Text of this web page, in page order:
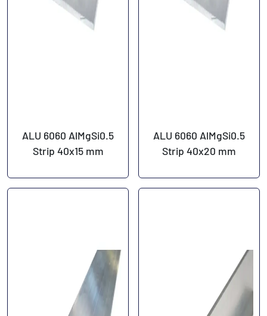
ALU 6060 AlMgSi0.5
Strip 40x15 mm
ALU 6060 AlMgSi0.5
Strip 40x20 mm